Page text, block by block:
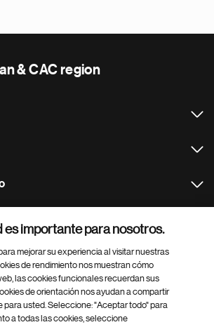
& CAC region
es importante para nosotros.
mejorar su experiencia al visitar nuestras
de rendimiento nos muestran cómo
las cookies funcionales recuerdan sus
de orientación nos ayudan a compartir
usted. Seleccione: "Aceptar todo" para
a todas las cookies, seleccione